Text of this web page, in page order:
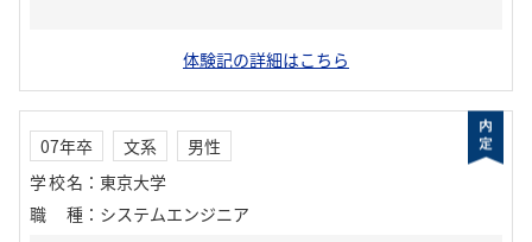
体験記の詳細はこちら
07年卒 文系
男性
学校名 ： 東京大学
職種 ： システムエンジニア